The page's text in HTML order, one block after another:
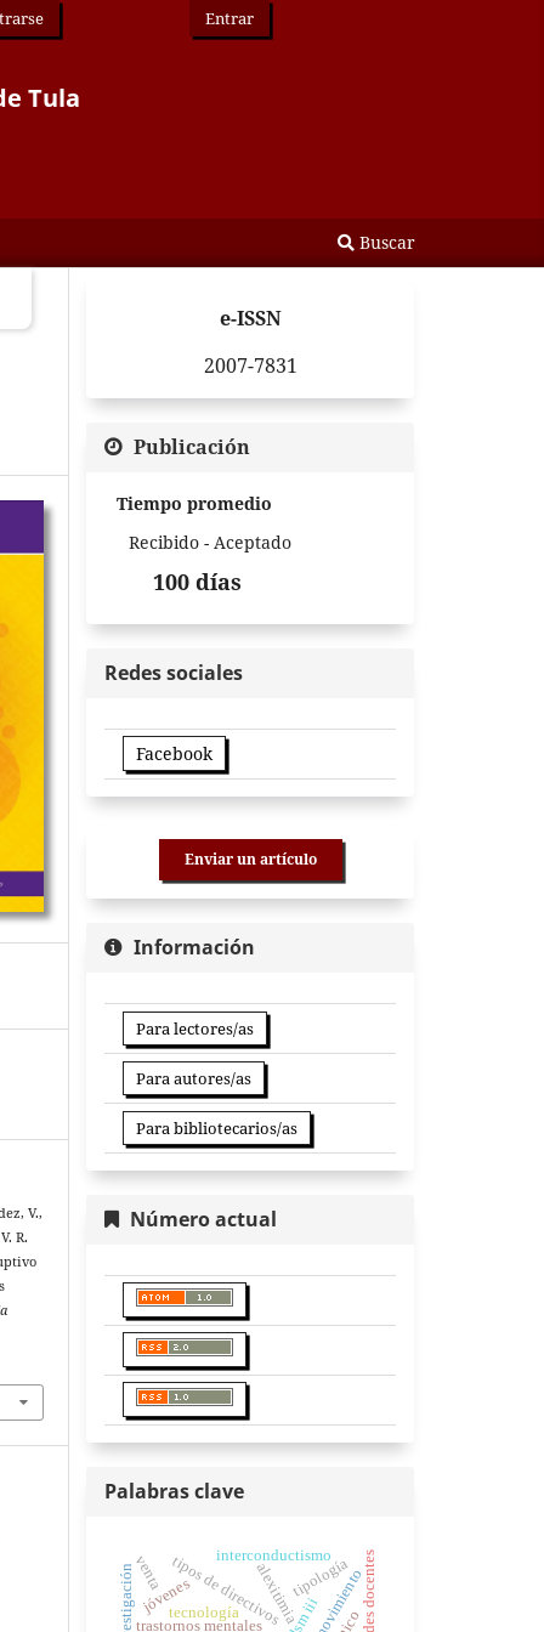
Tula
Buscar
Entrar
V.,
R.
e-ISSN
2007-7831
Publicación
Tiempo promedio
Recibido - Aceptado
100 días
Redes sociales
Facebook
Enviar un artículo
Información
Para lectores/as
Para autores/as
Para bibliotecarios/as
Número actual
Palabras clave
dsm iii
trastornos mentales
investigación tipos de directivos
alexitimia
jóvenes tipología
tecnología
interconductismo
venta